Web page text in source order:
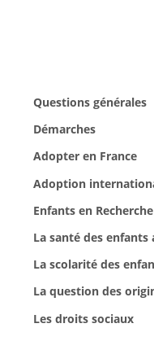
Questions générales
Démarches
Adopter en France
Adoption
Enfants en
La santé des enfants
La scolarité des
La question des
Les droits sociaux